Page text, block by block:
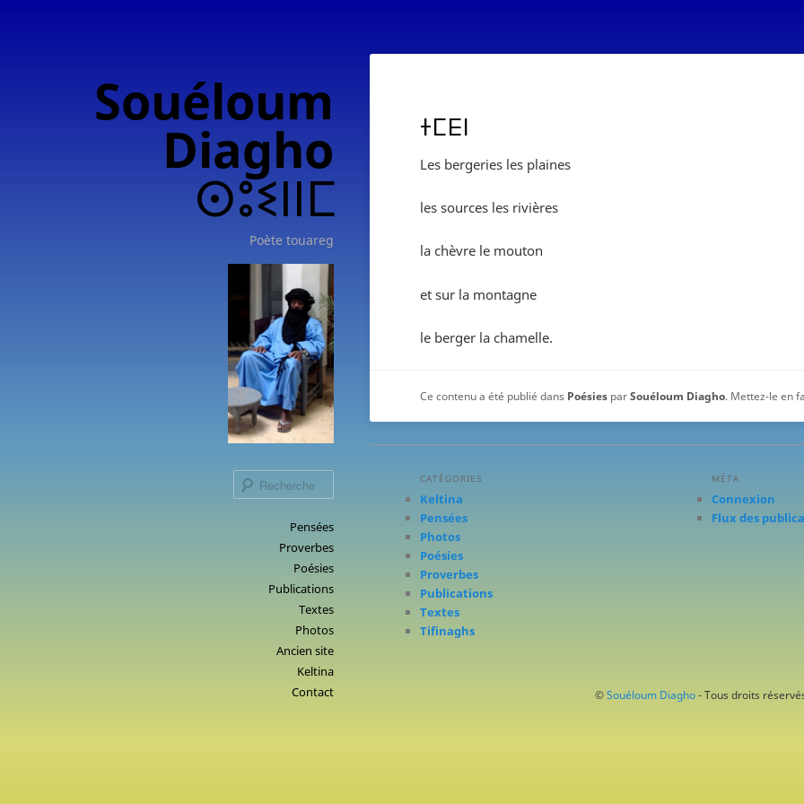
Souéloum
Diagho
ⵙⵓⵉⵏⵏⵎ
Poète touareg
Pensées
Proverbes
Poésies
Publications
Textes
Photos
Ancien site
Keltina
Contact
ⵜⵎⴹⵏ
Les bergeries les plaines
les sources les rivières
la chèvre le mouton
et sur la montagne
le berger la chamelle.
Ce contenu a été publié dans Poésies parSouéloum Diagho. Mettez-le en
CATÉGORIES
Keltina
Pensées
Photos
Poésies
Proverbes
Publications
Textes
Tifinaghs
MÉTA
Connexion
Flux des
© Souéloum Diagho- Tous droits